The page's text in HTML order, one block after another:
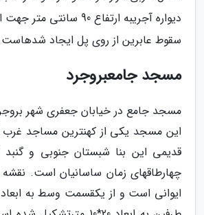
دیواره آجریبه ارتفاع 90
سقوط عابرین از روی پل ایجاد
مسجد جامعبروجرد
مسجد جامع در خیابان جعفری شهر
این مسجد یکی از کهنترین مساجد
قدیمی این بنا شبستان جنوبی و گنبد
چهارطاقهای زمان ساسانیان است.